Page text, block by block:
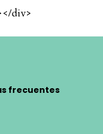
div>
frecuentes